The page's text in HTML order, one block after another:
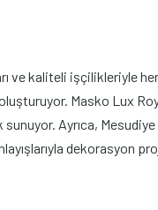
ve kaliteli işçilikleriyle
Masko Lux
Ayrıca,
dekorasyon